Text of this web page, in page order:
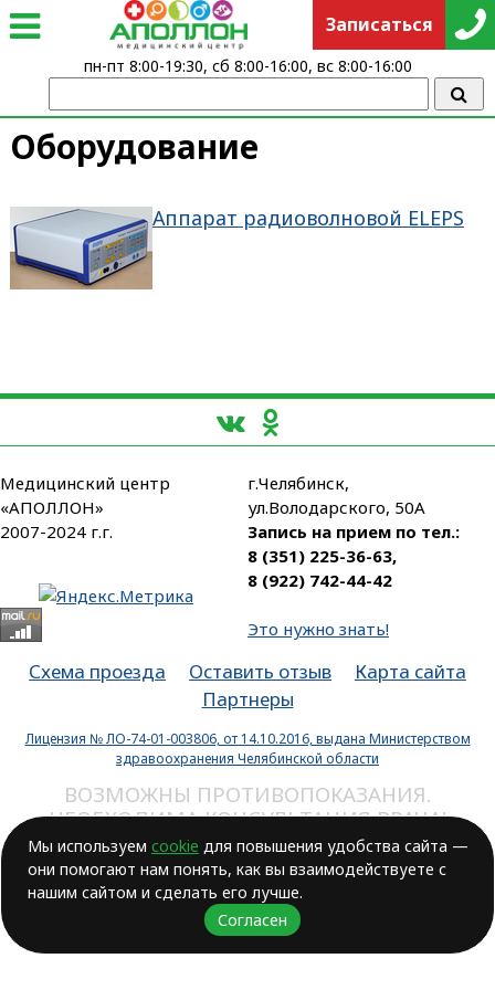
Оборудование
Аппарат радиоволновой ELEPS
Медицинский центр
«АПОЛЛОН»
2007-2024 г.г.
г.Челябинск,
ул.Володарского, 50А
Запись на прием по тел.:
8 (351) 225-36-63,
8 (922) 742-44-42
Это нужно знать!
Схема проезда Оставить отзыв
Карта сайта
Партнеры
Лицензия № ЛО-74-01-003806, от 14.10.2016, выдана Министерством
здравоохранения Челябинской области
ВОЗМОЖНЫ ПРОТИВОПОКАЗАНИЯ.
НЕОБХОДИМА КОНСУЛЬТАЦИЯ ВРАЧА!
Разработка сайтаРАПИРА
Записаться
пн-пт 8:00-19:30, сб 8:00-16:00, вс 8:00-16:00
Мы используем cookie для повышения удобства сайта —
они помогают нам понять, как вы взаимодействуете с
нашим сайтом и сделать его лучше.
Согласен